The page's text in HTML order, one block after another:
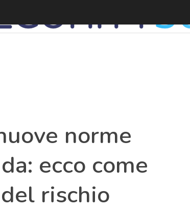
norme
ecco come
rischio